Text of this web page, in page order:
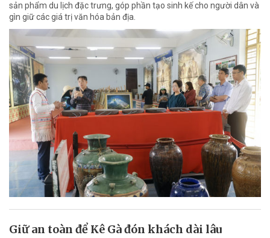
sản phẩm du lịch đặc trưng, góp phần tạo sinh kế cho người dân và
gìn giữ các giá trị văn hóa bản địa.
Giữ an toàn để Kê Gà đón khách dài lâu